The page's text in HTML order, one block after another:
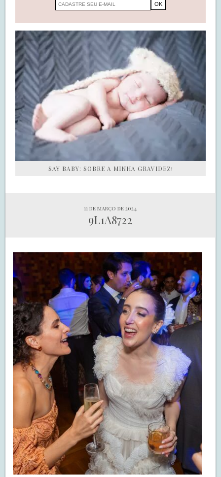
SAY BABY: SOBRE A MINHA GRAVIDEZ!
11 de março de 2024
9L1A8722